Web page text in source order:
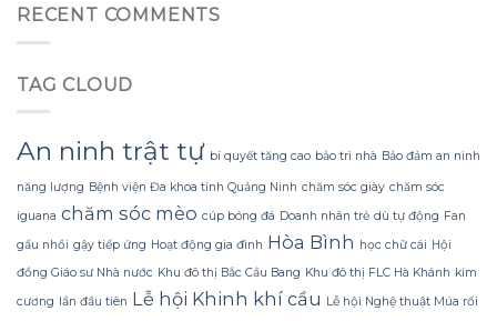
công
của
xào
được
tươi
ngon
trong
gian
dài?
RECENT COMMENTS
TAG CLOUD
An ninh trật tự bí quyết tăng cao bảo trì nhà Bảo đảm an ninh
năng lượng Bệnh viện Đa khoa tỉnh Quảng Ninh chăm sóc giày chăm sóc
iguana chăm sóc mèo cúp bóng đá Doanh nhân trẻ dù tự động Fan
gấu nhồi gậy tiếp ứng Hoạt động gia đình Hòa Bình học chữ cái Hội
đồng Giáo sư Nhà nước Khu đô thị Bắc Cầu Bang Khu đô thị FLC Hà Khánh kim
cương
lần đầu tiên Lễ hội Khinh khí cầu
Lễ hội Nghệ thuật Múa rối